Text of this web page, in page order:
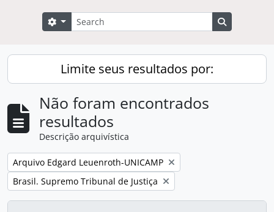
Buscar
Opções de busca
Limite seus resultados por:
Não foram encontrados
resultados
Descrição arquivística
Remover filtro:
Arquivo Edgard Leuenroth-UNICAMP
Remover filtro:
Brasil. Supremo Tribunal de Justiça